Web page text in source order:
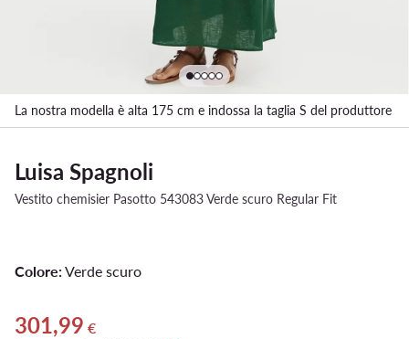
La nostra modella è alta 175 cm e indossa la taglia S del produttore
Luisa Spagnoli
Vestito chemisier Pasotto 543083 Verde scuro Regular Fit
Colore:Verde scuro
Prezzo attuale 301,99 €
301,99 €